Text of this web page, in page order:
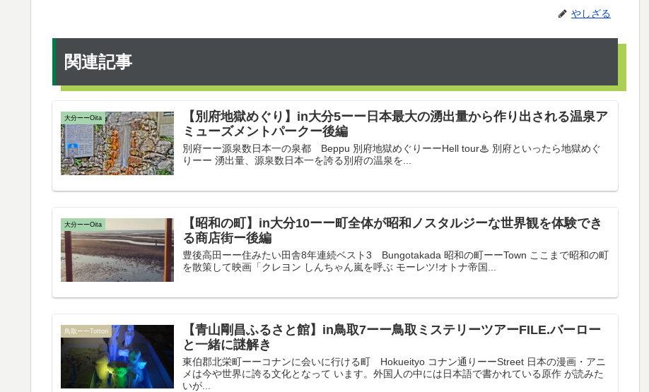
やしざる
関連記事
大分ーーOita
【別府地獄めぐり】in大分5ーー日本最大の湧出量から作り出される温泉ア
ミューズメントパークー後編
別府ーー源泉数日本一の泉都 Beppu 別府地獄めぐりーーHell tour♨ 別府といったら地獄めぐ
りーー 湧出量、源泉数日本一を誇る別府の温泉を...
大分ーーOita
【昭和の町】in大分10ーー町全体が昭和ノスタルジーな世界観を体験でき
る商店街ー後編
豊後高田ーー住みたい田舎8年連続ベスト3 Bungotakada 昭和の町ーーTown ここまで昭和の町
を散策して映画「クレヨン しんちゃん嵐を呼ぶ モーレツ!オトナ帝国...
鳥取ーーTottori
【青山剛昌ふるさと館】in鳥取7ーー鳥取ミステリーツアーFILE.バーロー
と一緒に謎解き
東伯郡北栄町ーーコナンに会いに行ける町 Hokueityo コナン通りーーStreet 日本の漫画・アニ
メは今や世界に誇る文化となって います。外国人の中には日本語で書かれている原作 が読みた
いが...